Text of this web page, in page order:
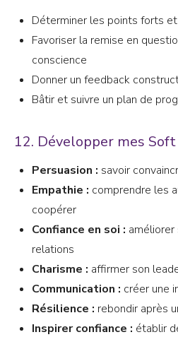
Déterminer les points forts
Favoriser la remise en
conscience
Donner un feedback
Bâtir et suivre un plan de
12. Développer mes
Persuasion : savoir
Empathie : comprendre les
coopérer
Confiance en soi :
relations
Charisme : affirmer son
Communication : créer une
Résilience : rebondir après
Inspirer confiance : établir